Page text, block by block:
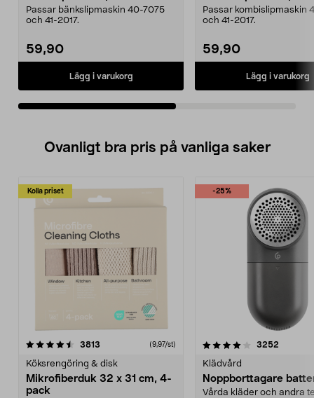
12,7 mm
Passar bänkslipmaskin 40-7075
och 41-2017.
59,90
Lägg i varukorg
12,7 mm
Passar kombislipmaskin
och 41-2017.
59,90
Lägg i varukorg
Ovanligt bra pris på vanliga saker
Kolla priset
3813 (9,97/st)
Köksrengöring & disk
Mikrofiberduk 32 x 31 cm, 4-
pack
-25%
4.0av 5 stjärnor 3252
Klädvård
Noppborttagare
Vårda kläder och andra
4.5av 5 stjärnor